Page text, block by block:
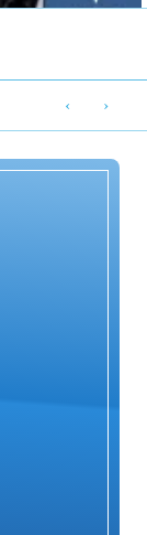
առգրավվել է
72 փաթեթ
և Հայաստանի միջև
նվազման
Օվերչուկ
‹ ›